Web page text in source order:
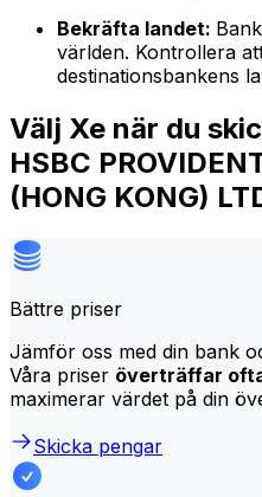
Bekräfta landet:
världen. Kontrollera
destinationsbankens
Välj Xe när du
HSBC
(HONG KONG)
Bättre priser
Jämför oss med din bank
Våra priser överträffar
maximerar värdet på din
Skicka pengar